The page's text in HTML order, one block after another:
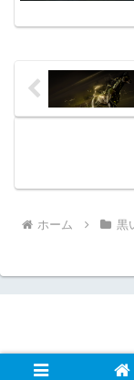
ホーム 黒